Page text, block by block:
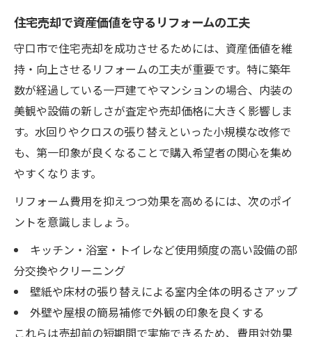
住宅売却で資産価値を守るリフォームの工夫
守口市で住宅売却を成功させるためには、資産価値を維
持・向上させるリフォームの工夫が重要です。特に築年
数が経過している一戸建てやマンションの場合、内装の
美観や設備の新しさが査定や売却価格に大きく影響しま
す。水回りやクロスの張り替えといった小規模な改修で
も、第一印象が良くなることで購入希望者の関心を集め
やすくなります。
リフォーム費用を抑えつつ効果を高めるには、次のポイ
ントを意識しましょう。
キッチン・浴室・トイレなど使用頻度の高い設備の部
分交換やクリーニング
壁紙や床材の張り替えによる室内全体の明るさアップ
外壁や屋根の簡易補修で外観の印象を良くする
これらは売却前の短期間で実施できるため、費用対効果